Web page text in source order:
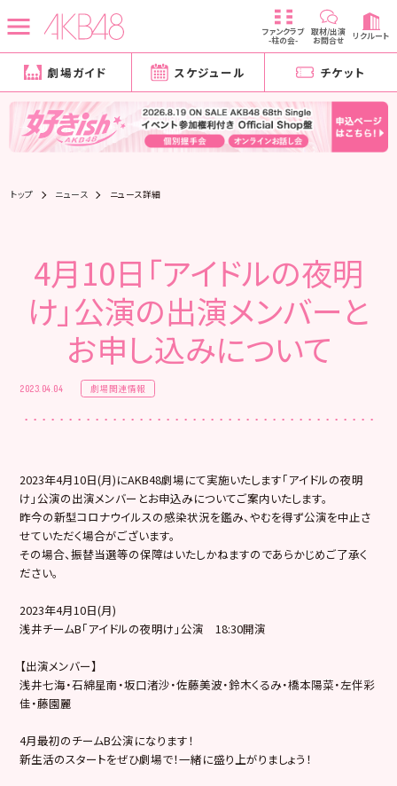
ファンクラブ
-柱の会-
取材/出演
お問合せ リクルート
劇場ガイド スケジュール チケット
トップ ニュース ニュース詳細
4月10日「アイドルの夜明
け」公演の出演メンバーと
お申し込みについて
2023.04.04 劇場関連情報
2023年4月10日(月)にAKB48劇場にて実施いたします「アイドルの夜明
け」公演の出演メンバーとお申込みについてご案内いたします。
昨今の新型コロナウイルスの感染状況を鑑み、やむを得ず公演を中止さ
せていただく場合がございます。
その場合、振替当選等の保障はいたしかねますのであらかじめご了承く
ださい。
2023年4月10日(月)
浅井チームB「アイドルの夜明け」公演 18:30開演
【出演メンバー】
浅井七海・石綿星南・坂口渚沙・佐藤美波・鈴木くるみ・橋本陽菜・左伴彩
佳・藤園麗
4月最初のチームB公演になります！
新生活のスタートをぜひ劇場で！一緒に盛り上がりましょう！